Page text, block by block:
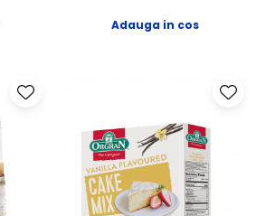
Adauga in cos